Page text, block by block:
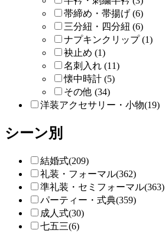
帯締め・帯揚げ (6)
三分紐・四分紐 (6)
ナプキンクリップ (1)
袂止め (1)
名刺入れ (11)
懐中時計 (5)
その他 (34)
洋装アクセサリー・小物(19)
シーン別
結婚式(209)
礼装・フォーマル(362)
準礼装・セミフォーマル(363)
パーティー・式典(359)
成人式(30)
七五三(6)